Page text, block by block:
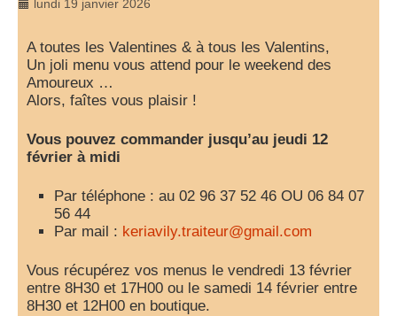
lundi 19 janvier 2026
A toutes les Valentines & à tous les Valentins,
Un joli menu vous attend pour le weekend des
Amoureux …
Alors, faîtes vous plaisir !
Vous pouvez commander jusqu’au jeudi 12
février à midi
Par téléphone : au 02 96 37 52 46 OU 06 84 07
56 44
Par mail : keriavily.traiteur@gmail.com
Vous récupérez vos menus le vendredi 13 février
entre 8H30 et 17H00 ou le samedi 14 février entre
8H30 et 12H00 en boutique.